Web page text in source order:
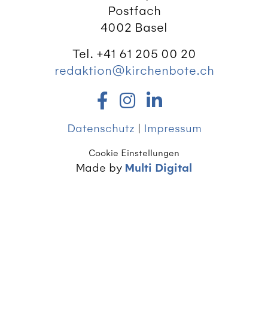
Postfach
4002 Basel
Tel. +41 61 205 00 20
redaktion@kirchenbote.ch
Datenschutz | Impressum
Cookie Einstellungen
Made by Multi Digital